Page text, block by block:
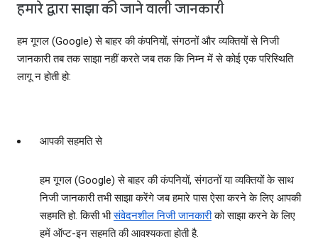
हमारे द्वारा साझा की जाने वाली जानकारी
हम गूगल (Google) से बाहर की कंपनियों, संगठनों और व्‍यक्तियों से निजी
जानकारी तब तक साझा नहीं करते जब तक कि निम्‍न में से कोई एक परिस्थिति
लागू न होती हो:
आपकी सहमति से
हम गूगल (Google) से बाहर की कंपनियों, संगठनों या व्‍यक्तियों के साथ
निजी जानकारी तभी साझा करेंगे जब हमारे पास ऐसा करने के लिए आपकी
सहमति हो. किसी भीसंवेदनशील निजी जानकारीको साझा करने के लिए
हमें ऑप्‍ट-इन सहमति की आवश्‍यकता होती है.